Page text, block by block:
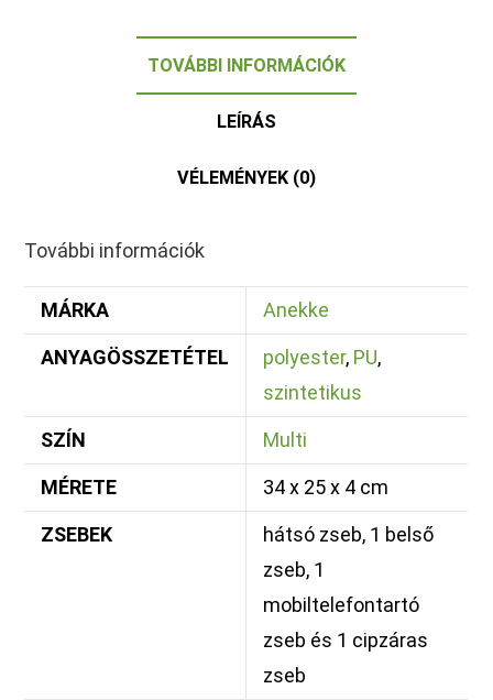
TOVÁBBI INFORMÁCIÓK
LEÍRÁS
VÉLEMÉNYEK (0)
További információk
MÁRKA Anekke
ANYAGÖSSZETÉTEL polyester, PU,
szintetikus
SZÍN Multi
MÉRETE 34 x 25 x 4 cm
ZSEBEK
hátsó zseb, 1 belső
zseb, 1
mobiltelefontartó
zseb és 1 cipzáras
zseb